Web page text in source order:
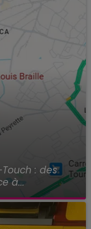
: des
à...